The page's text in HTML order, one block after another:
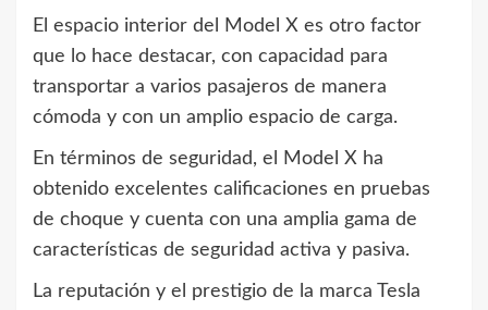
El espacio interior del Model X es otro factor
que lo hace destacar, con capacidad para
transportar a varios pasajeros de manera
cómoda y con un amplio espacio de carga.
En términos de seguridad, el Model X ha
obtenido excelentes calificaciones en pruebas
de choque y cuenta con una amplia gama de
características de seguridad activa y pasiva.
La reputación y el prestigio de la marca Tesla